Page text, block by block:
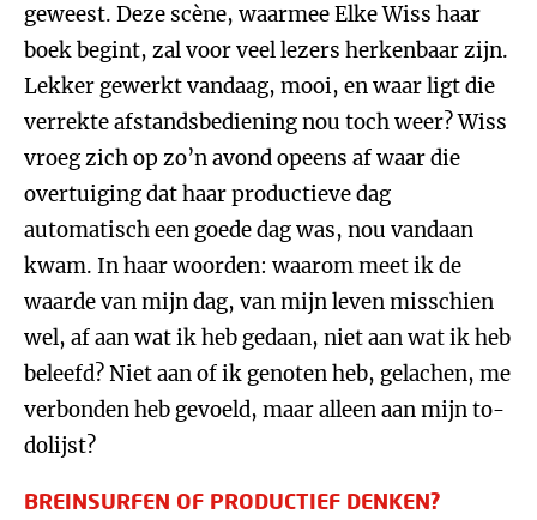
geweest. Deze scène, waarmee Elke Wiss haar
boek begint, zal voor veel lezers herkenbaar zijn.
Lekker gewerkt vandaag, mooi, en waar ligt die
verrekte afstandsbediening nou toch weer? Wiss
vroeg zich op zo’n avond opeens af waar die
overtuiging dat haar productieve dag
automatisch een goede dag was, nou vandaan
kwam. In haar woorden: waarom meet ik de
waarde van mijn dag, van mijn leven misschien
wel, af aan wat ik heb gedaan, niet aan wat ik heb
beleefd? Niet aan of ik genoten heb, gelachen, me
verbonden heb gevoeld, maar alleen aan mijn to-
dolijst?
BREINSURFEN OF PRODUCTIEF DENKEN?